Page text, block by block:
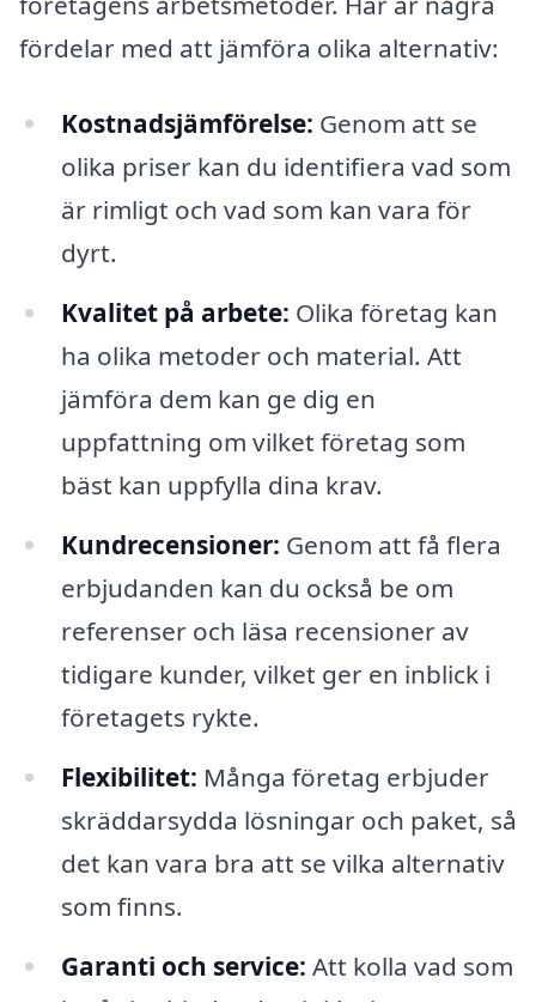
fördelar med att jämföra olika alternativ:
Kostnadsjämförelse: Genom att se
olika priser kan du identifiera vad som
är rimligt och vad som kan vara för
dyrt.
Kvalitet på arbete: Olika företag kan
ha olika metoder och material. Att
jämföra dem kan ge dig en
uppfattning om vilket företag som
bäst kan uppfylla dina krav.
Kundrecensioner: Genom att få flera
erbjudanden kan du också be om
referenser och läsa recensioner av
tidigare kunder, vilket ger en inblick i
företagets rykte.
Flexibilitet: Många företag erbjuder
skräddarsydda lösningar och paket, så
det kan vara bra att se vilka alternativ
som finns.
Garanti och service: Att kolla vad som